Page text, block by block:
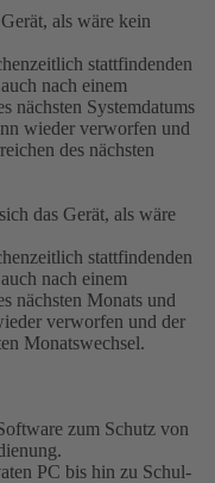
als wäre kein
stattfindenden
nach einem
nächsten Systemdatums
wieder verworfen und
des nächsten
das Gerät, als wäre
stattfindenden
nach einem
nächsten Monats und
verworfen und der
Monatswechsel.
zum Schutz von
PC bis hin zu Schul-